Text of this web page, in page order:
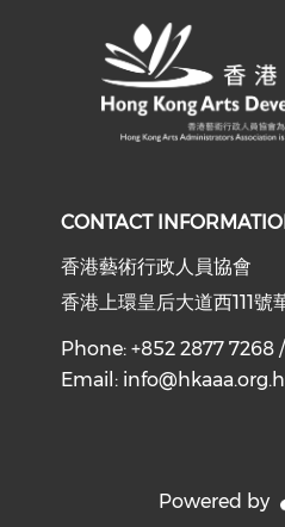
CONTACT
香港藝術行政人員協會
香港上環皇后大道西111
Phone: +852 2877 7268
Email:
Powered by